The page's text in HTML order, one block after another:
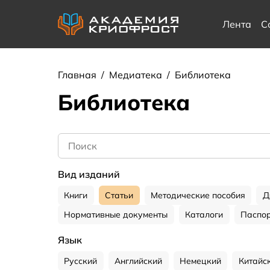
Лента
Главная / Медиатека / Библиотека
Библиотека
Вид изданий
Книги Статьи Методические пособия
Нормативные документы
Каталоги
Язык
Русский Английский Немецкий